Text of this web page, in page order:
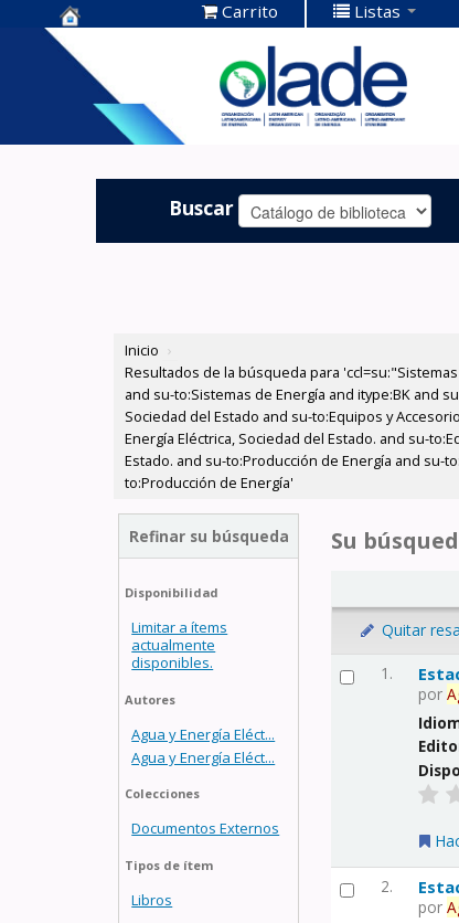
Centro de
Documentación
OLADE -
Carrito Listas
Buscar
Inicio ›
Resultados de la búsqueda para
and su-to:Sistemas de Energía and itype:BK and
Sociedad del Estado and su-to:Equipos y
Energía Eléctrica, Sociedad del Estado. and su-
Estado. and su-to:Producción de Energía and su-
to:Producción de Energía'
Refinar su búsqueda
Disponibilidad
Limitar a ítems
actualmente
disponibles.
Autores
Agua y Energía Eléct...
Agua y Energía Eléct...
Colecciones
Documentos Externos
Tipos de ítem
Libros
Su
Quitar
1.
por
2.
por